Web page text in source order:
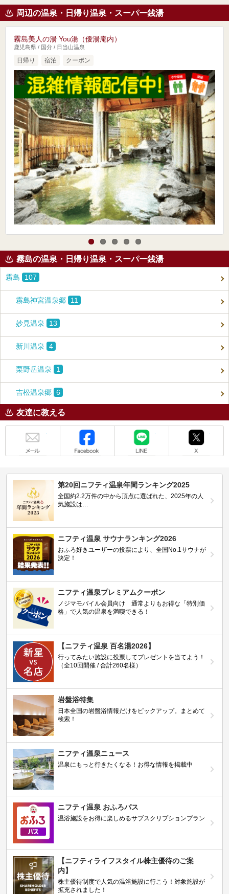
周辺の温泉・日帰り温泉・スーパー銭湯
霧島美人の湯 You湯（優湯庵内）
鹿児島県 / 国分 / 日当山温泉
日帰り 宿泊 クーポン
霧島の温泉・日帰り温泉・スーパー銭湯
霧島 107
霧島神宮温泉郷 11
妙見温泉 13
新川温泉 4
栗野岳温泉 1
吉松温泉郷 6
友達に教える
第20回ニフティ温泉年間ランキング2025
全国約2.2万件の中から頂点に選ばれた、2025年の人
気施設は…
ニフティ温泉 サウナランキング2026
おふろ好きユーザーの投票により、全国No.1サウナが
決定！
ニフティ温泉プレミアムクーポン
ノジマモバイル会員向け 通常よりもお得な「特別価
格」で人気の温泉を満喫できる！
【ニフティ温泉 百名湯2026】
行ってみたい施設に投票してプレゼントを当てよう！
（全10回開催 / 合計260名様）
岩盤浴特集
日本全国の岩盤浴情報だけをピックアップ。まとめて
検索！
ニフティ温泉ニュース
温泉にもっと行きたくなる！お得な情報を掲載中
ニフティ温泉 おふろパス
温浴施設をお得に楽しめるサブスクリプションプラン
【ニフティライフスタイル株主優待のご案
内】
株主優待制度で人気の温浴施設に行こう！対象施設が
拡充されました！